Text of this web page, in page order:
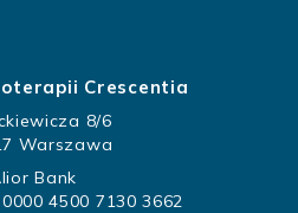
Crescentia
8/6
Warszawa
Bank
4500 7130 3662